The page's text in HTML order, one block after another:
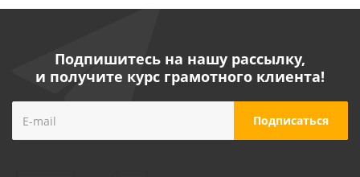
Подпишитесь на нашу рассылку,
и получите курс грамотного клиента!